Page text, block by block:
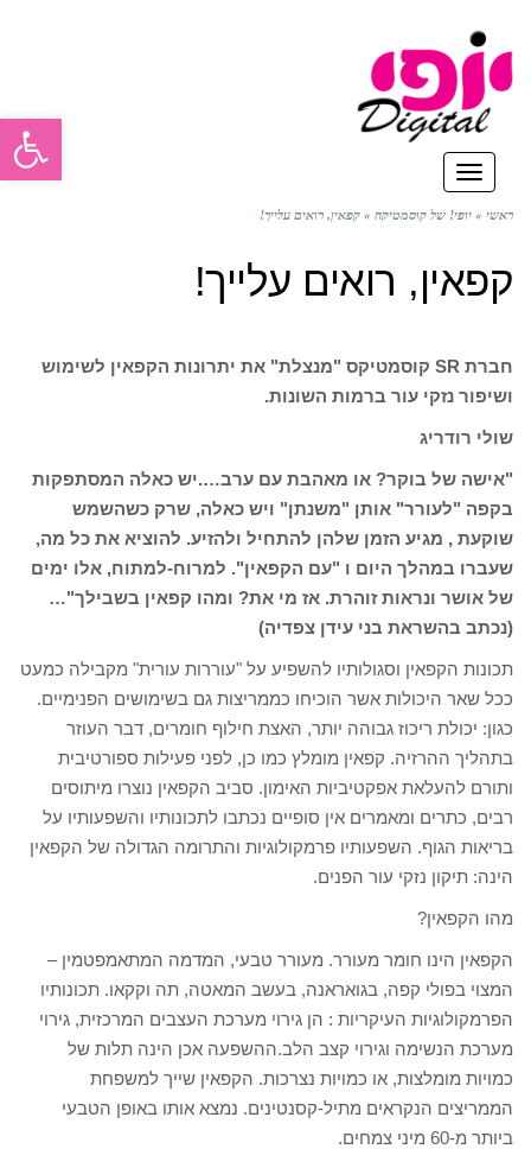
תפריט
ראשי » יופי! של קוסמטיקה » קפאין, רואים עלייך!
קפאין, רואים עלייך!
חברת SR קוסמטיקס "מנצלת" את יתרונות הקפאין לשימוש
ושיפור נזקי עור ברמות השונות.
שולי רודריג
"אישה של בוקר? או מאהבת עם ערב….יש כאלה המסתפקות
בקפה "לעורר" אותן "משנתן" ויש כאלה, שרק כשהשמש
שוקעת , מגיע הזמן שלהן להתחיל ולהזיע. להוציא את כל מה,
שעברו במהלך היום ו "עם הקפאין". למרוח-למתוח, אלו ימים
של אושר ונראות זוהרת. אז מי את? ומהו קפאין בשבילך"…
(נכתב בהשראת בני עידן צפדיה)
תכונות הקפאין וסגולותיו להשפיע על "עוררות עורית" מקבילה כמעט
ככל שאר היכולות אשר הוכיחו כממריצות גם בשימושים הפנימיים.
כגון: יכולת ריכוז גבוהה יותר, האצת חילוף חומרים, דבר העוזר
בתהליך ההרזיה. קפאין מומלץ כמו כן, לפני פעילות ספורטיבית
ותורם להעלאת אפקטיביות האימון. סביב הקפאין נוצרו מיתוסים
רבים, כתרים ומאמרים אין סופיים נכתבו לתכונותיו והשפעותיו על
בריאות הגוף. השפעותיו פרמקולוגיות והתרומה הגדולה של הקפאין
הינה: תיקון נזקי עור הפנים.
מהו הקפאין?
הקפאין הינו חומר מעורר. מעורר טבעי, המדמה המתאמפטמין –
המצוי בפולי קפה, בגואראנה, בעשב המאטה, תה וקקאו. תכונותיו
הפרמקולוגיות העיקריות : הן גירוי מערכת העצבים המרכזית, גירוי
מערכת הנשימה וגירוי קצב הלב.ההשפעה אכן הינה תלות של
כמויות מומלצות, או כמויות נצרכות. הקפאין שייך למשפחת
הממריצים הנקראים מתיל-קסנטינים. נמצא אותו באופן הטבעי
ביותר מ-60 מיני צמחים.
פתח